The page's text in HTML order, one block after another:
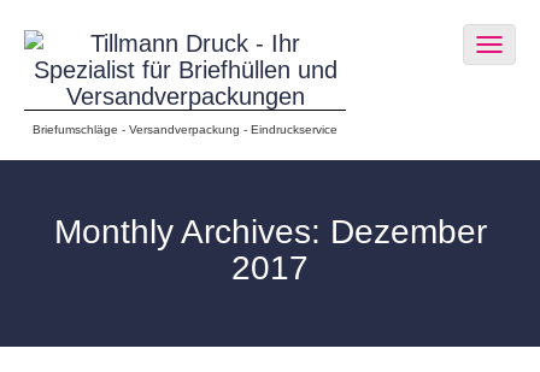
Briefumschläge - Versandverpackung - Eindruckservice
Monthly Archives: Dezember
2017